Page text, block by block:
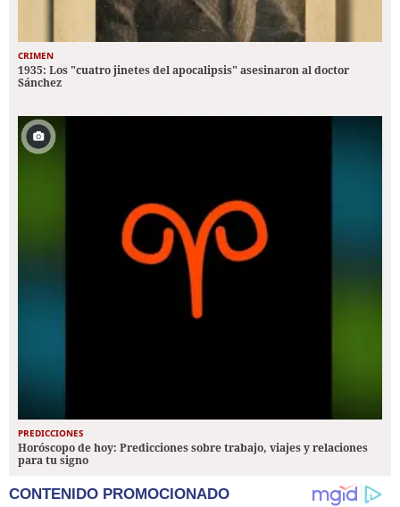
CRIMEN
1935: Los "cuatro jinetes del apocalipsis" asesinaron al doctor
Sánchez
PREDICCIONES
Horóscopo de hoy: Predicciones sobre trabajo, viajes y relaciones
para tu signo
CONTENIDO PROMOCIONADO